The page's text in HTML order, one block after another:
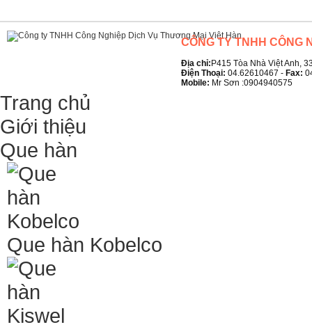
CÔNG TY TNHH CÔNG
Địa chỉ: P415 Tòa Nhà Việt Anh,
Điện Thoại: 04.62610467 - Fax:
Mobile: Mr Sơn :0904940575
Trang chủ
Giới thiệu
Que hàn
Que hàn Kobelco